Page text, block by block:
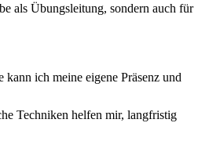
als Übungsleitung, sondern auch für
ich meine eigene Präsenz und
Techniken helfen mir, langfristig